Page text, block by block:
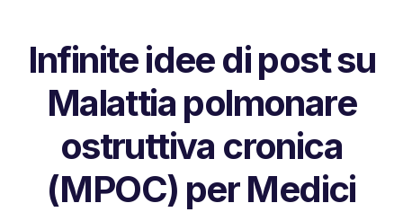
Infinite idee di post su
Malattia polmonare
ostruttiva cronica
(MPOC) per Medici